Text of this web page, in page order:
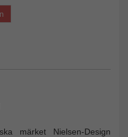
märket Nielsen-Design